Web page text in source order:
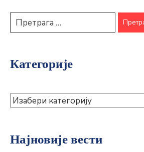
Категорије
Најновије вести